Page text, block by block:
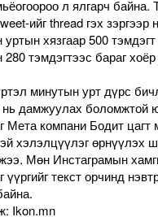
л ялгарч
ийг thread гэх зэргээр
уртын хязгаар 500
280 тэмдэгтээс бараг
минутын урт дүрс
нь дамжуулах боломжтой
Мета компани Бодит цагт
хэлэлцүүлэг өрнүүлэх
Мөн Инстаграмын
үүргийг текст орчинд
Ikon.mn